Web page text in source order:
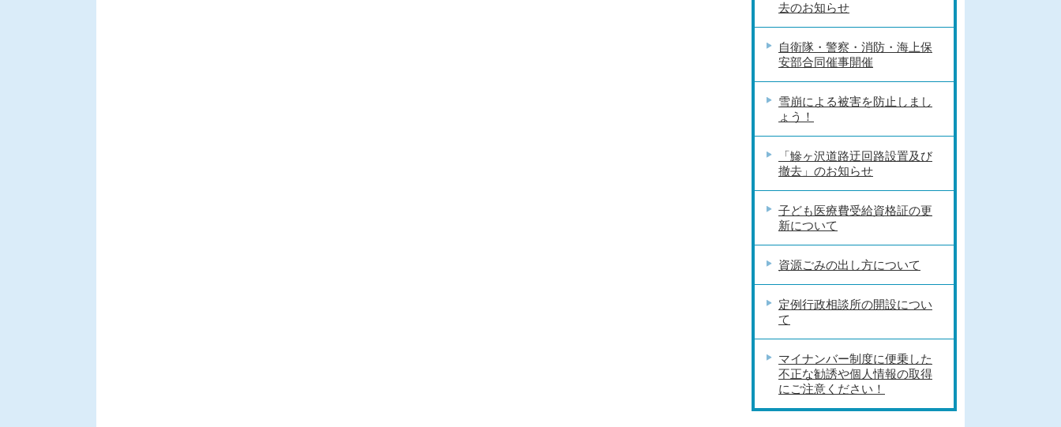
去のお知らせ
自衛隊・警察・消防・海上保
安部合同催事開催
雪崩による被害を防止しまし
ょう！
「鰺ヶ沢道路迂回路設置及び
撤去」のお知らせ
子ども医療費受給資格証の更
新について
資源ごみの出し方について
定例行政相談所の開設につい
て
マイナンバー制度に便乗した
不正な勧誘や個人情報の取得
にご注意ください！